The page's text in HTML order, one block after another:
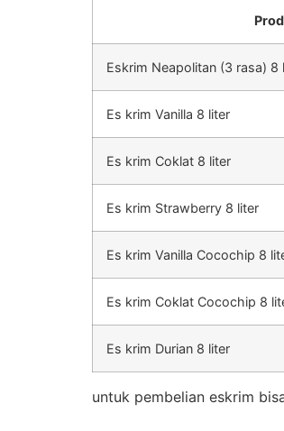
Eskrim Neapolitan (3 rasa) 8
Es krim Vanilla 8 liter
Es krim Coklat 8 liter
Es krim Strawberry 8 liter
Es krim Vanilla Cocochip 8
Es krim Coklat Cocochip 8
Es krim Durian 8 liter
untuk pembelian eskrim